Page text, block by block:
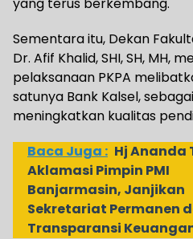
yang terus berkembang.
Sementara itu, Dekan
Dr. Afif Khalid, SHI, SH, MH,
pelaksanaan PKPA
satunya Bank Kalsel,
meningkatkan kualitas
Baca Juga : Hj Ananda
Aklamasi Pimpin PMI
Banjarmasin, Janjikan
Sekretariat Permanen
Transparansi